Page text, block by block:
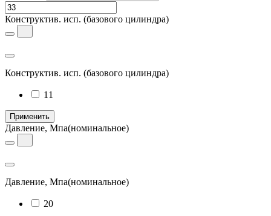
Конструктив. исп. (базового цилиндра)
Конструктив. исп. (базового цилиндра)
11
Применить
Давление, Мпа(номинальное)
Давление, Мпа(номинальное)
20